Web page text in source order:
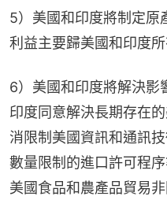
5）美國和印度將制定原
利益主要歸美國和印度所
6）美國和印度將解決影
印度同意解決長期存在
消限制美國資訊和通訊
數量限制的進口許可程
美國食品和農產品貿易非